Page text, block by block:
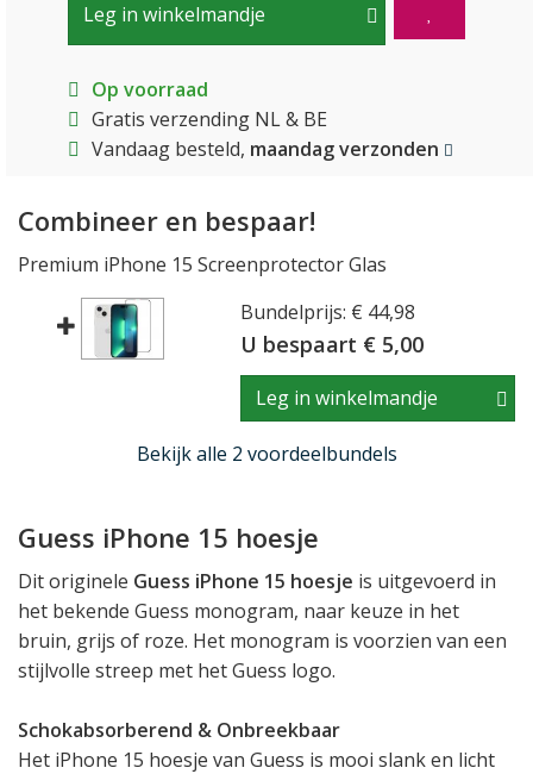
Leg in winkelmandje
Op voorraad
Gratis verzending NL & BE
Vandaag besteld, maandag verzonden
Combineer en bespaar!
Premium iPhone 15 Screenprotector Glas
Bundelprijs: € 44,98
U bespaart € 5,00
Leg in winkelmandje
Bekijk alle 2 voordeelbundels
Guess iPhone 15 hoesje
Dit originele Guess iPhone 15 hoesje is uitgevoerd in
het bekende Guess monogram, naar keuze in het
bruin, grijs of roze. Het monogram is voorzien van een
stijlvolle streep met het Guess logo.
Schokabsorberend & Onbreekbaar
Het iPhone 15 hoesje van Guess is mooi slank en licht